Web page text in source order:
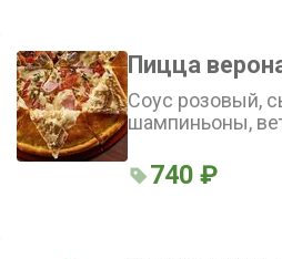
Пицца
Соус розовый,
шампиньоны,
огурец
740 ₽